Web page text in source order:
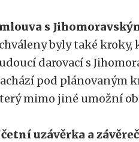
s
byly také
darovací s
pod plánovaným
mimo jiné umožní
uzávěrka a